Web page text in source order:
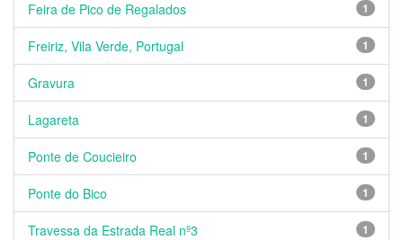
1
Feira de Pico de Regalados
1
Freiriz, Vila Verde, Portugal
1
Gravura
1
Lagareta
1
Ponte de Coucieiro
1
Ponte do Bico
1
Travessa da Estrada Real nº3